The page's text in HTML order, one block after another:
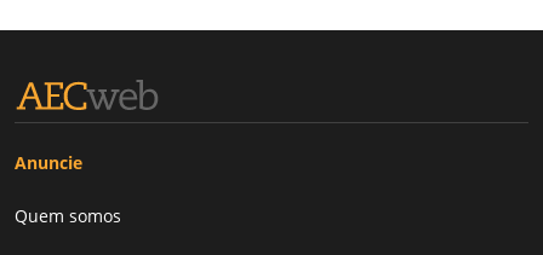
Anuncie
Quem somos